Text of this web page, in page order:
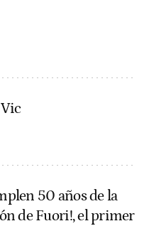
50 años de la
de Fuori!, el primer